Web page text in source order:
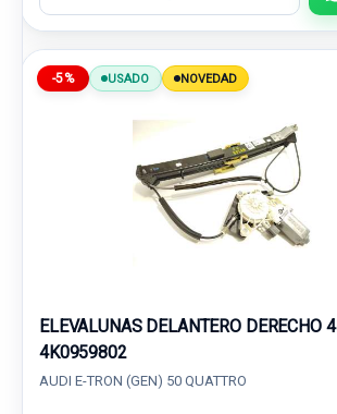
-5% USADO NOVEDAD
ELEVALUNAS DELANTERO DERECHO
4K0959802
AUDI E-TRON (GEN) 50 QUATTRO